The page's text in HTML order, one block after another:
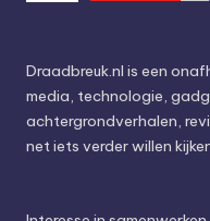
Draadbreuk.nl is een
media, technologie,
achtergrondverhalen,
net iets verder willen